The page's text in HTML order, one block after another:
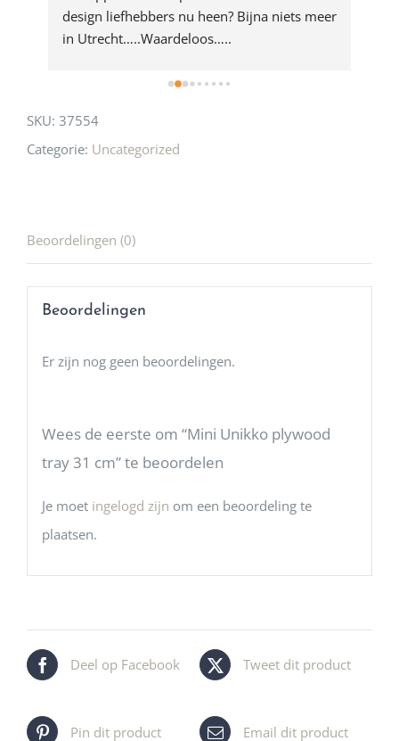
design liefhebbers nu heen? Bijna niets meer
in Utrecht…..Waardeloos…..
SKU: 37554
Categorie: Uncategorized
Beoordelingen (0)
Beoordelingen
Er zijn nog geen beoordelingen.
Wees de eerste om “Mini Unikko plywood
tray 31 cm” te beoordelen
Je moet ingelogd zijn om een beoordeling te
plaatsen.
Deel op Facebook Tweet dit product
Pin dit product Email dit product